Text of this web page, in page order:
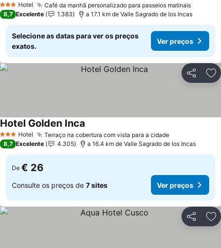
3 EstrelasHotel Café da manhã personalizado para passeios matinais
8,7 Excelente 1.383 a 17.1 km de Valle Sagrado de los Incas
Selecione as datas para ver os preços
exatos.
Ver preços
Partilhar
3 EstrelasHotel Terraço na cobertura com vista para a cidade
Hotel Golden Inca
8,7 Excelente 4.305 a 16.4 km de Valle Sagrado de los Incas
De € 26
Consulte os preços de 7 sites Ver preços
Partilhar